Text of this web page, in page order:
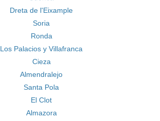
Dreta de l'Eixample
Soria
Ronda
Los Palacios y Villafranca
Cieza
Almendralejo
Santa Pola
El Clot
Almazora